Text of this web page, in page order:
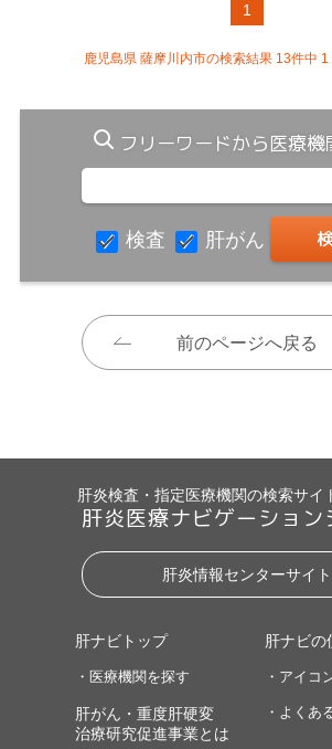
1
鹿児島県 薩摩川内市の検索結果 13件中
フリーワードから医療機
検査 肝がん
前のページへ戻る
肝炎検査・指定医療機関の検索サイ
肝炎医療ナビゲーション
肝炎情報センターサイト
肝ナビトップ
・医療機関を探す
肝がん・重度肝硬変
治療研究促進事業とは
肝ナビの
・アイコ
・よくあ